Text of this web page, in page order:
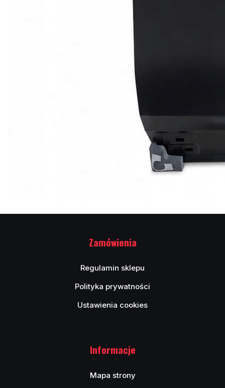
Zamówienia
Regulamin sklepu
Polityka prywatności
Ustawienia cookies
Informacje
Mapa strony